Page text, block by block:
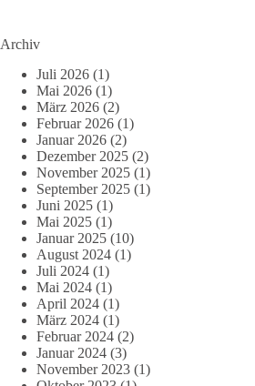
Archiv
Juli 2026 (1)
Mai 2026 (1)
März 2026 (2)
Februar 2026 (1)
Januar 2026 (2)
Dezember 2025 (2)
November 2025 (1)
September 2025 (1)
Juni 2025 (1)
Mai 2025 (1)
Januar 2025 (10)
August 2024 (1)
Juli 2024 (1)
Mai 2024 (1)
April 2024 (1)
März 2024 (1)
Februar 2024 (2)
Januar 2024 (3)
November 2023 (1)